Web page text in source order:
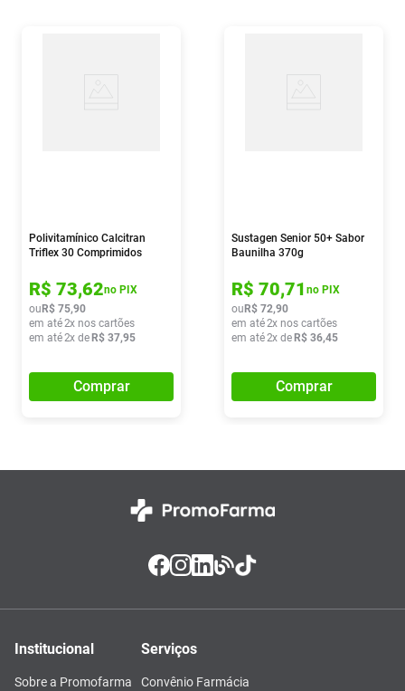
Polivitamínico Calcitran
Triflex 30 Comprimidos
R$ 73,62no PIX
ou R$ 75,90
em até2x nos cartões
em até2x de R$ 37,95
Comprar
Sustagen Senior 50+ Sabor
Baunilha 370g
R$ 70,71 no PIX
ou R$ 72,90
em até2x nos cartões
em até2x de R$ 36,45
Comprar
Institucional
Sobre a Promofarma
Serviços
Convênio Farmácia